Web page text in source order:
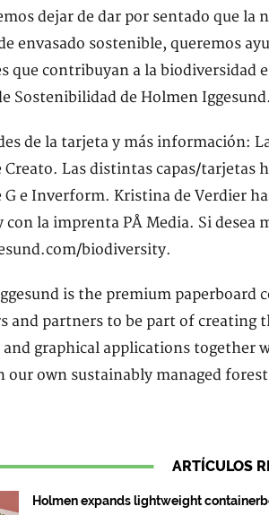
dejar de dar por sentado que
envasado sostenible, queremos
que contribuyan a la biodiversidad
Sostenibilidad de Holmen Iggesund.
de la tarjeta y más información:
Las distintas capas/tarjetas
e Inverform. Kristina de Verdier
con la imprenta PÅ Media. Si desea
biodiversity.
is the premium
and partners to be part of creating
graphical applications together
our own sustainably managed
ARTÍCULOS
Holmen expands lightweight